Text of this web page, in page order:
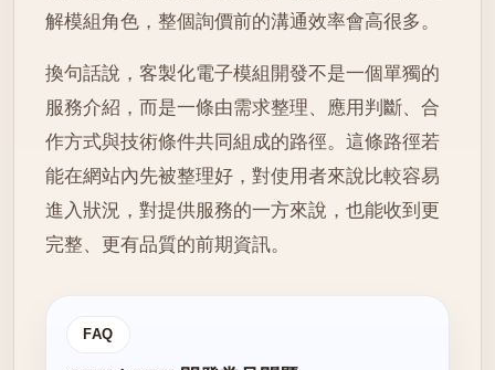
解模組角色，整個詢價前的溝通效率會高很多。
換句話說，客製化電子模組開發不是一個單獨的
服務介紹，而是一條由需求整理、應用判斷、合
作方式與技術條件共同組成的路徑。這條路徑若
能在網站內先被整理好，對使用者來說比較容易
進入狀況，對提供服務的一方來說，也能收到更
完整、更有品質的前期資訊。
FAQ